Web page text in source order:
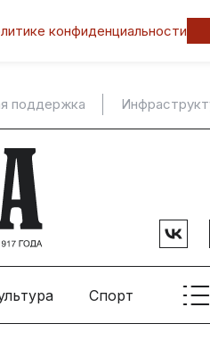
конфиденциальности
поддержка
Спорт